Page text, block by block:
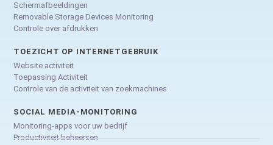
Schermafbeeldingen
Removable Storage Devices Monitoring
Controle over afdrukken
TOEZICHT OP INTERNETGEBRUIK
Website activiteit
Toepassing Activiteit
Controle van de activiteit van zoekmachines
SOCIAL MEDIA-MONITORING
Monitoring-apps voor uw bedrijf
Productiviteit beheersen